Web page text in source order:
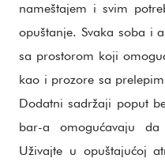
nameštajem i svim
opuštanje. Svaka soba i
sa prostorom koji
kao i prozore sa
Dodatni sadržaji poput
bar-a omogućavaju
Uživajte u opuštajućoj